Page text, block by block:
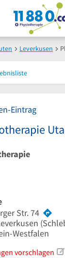
Leverkusen
Eintrag
Str. 74
Westfalen
vorschlagen